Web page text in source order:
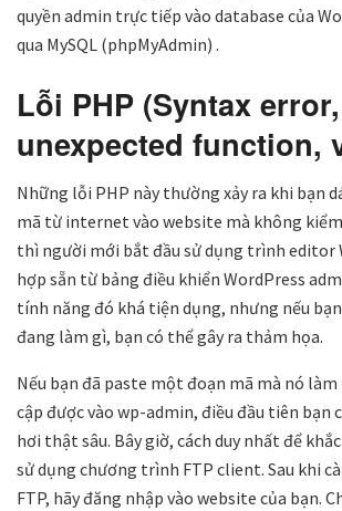
quyền admin trực tiếp vào database của
qua MySQL (phpMyAdmin) .
Lỗi PHP (Syntax error,
unexpected function,
Những lỗi PHP này thường xảy ra khi bạn
mã từ internet vào website mà không
thì người mới bắt đầu sử dụng trình editor
hợp sẵn từ bảng điều khiển WordPress
tính năng đó khá tiện dụng, nhưng nếu
đang làm gì, bạn có thể gây ra thảm họa.
Nếu bạn đã paste một đoạn mã mà nó
cập được vào wp-admin, điều đầu tiên
hơi thật sâu. Bây giờ, cách duy nhất để
sử dụng chương trình FTP client. Sau khi
FTP, hãy đăng nhập vào website của bạn.